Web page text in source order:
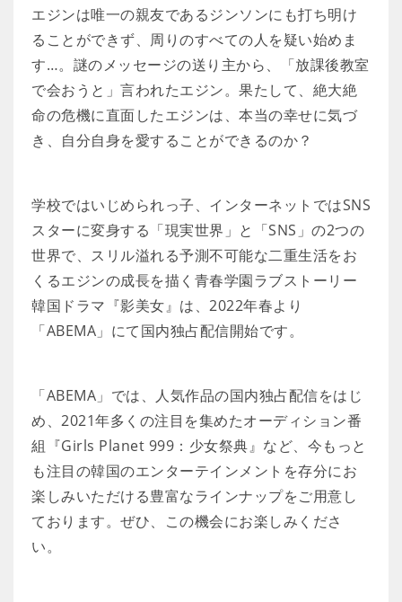
エジンは唯一の親友であるジンソンにも打ち明け
ることができず、周りのすべての人を疑い始めま
す…。謎のメッセージの送り主から、「放課後教室
で会おうと」言われたエジン。果たして、絶大絶
命の危機に直面したエジンは、本当の幸せに気づ
き、自分自身を愛することができるのか？
学校ではいじめられっ子、インターネットではSNS
スターに変身する「現実世界」と「SNS」の2つの
世界で、スリル溢れる予測不可能な二重生活をお
くるエジンの成長を描く青春学園ラブストーリー
韓国ドラマ『影美女』は、2022年春より
「ABEMA」にて国内独占配信開始です。
「ABEMA」では、人気作品の国内独占配信をはじ
め、2021年多くの注目を集めたオーディション番
組『Girls Planet 999：少女祭典』など、今もっと
も注目の韓国のエンターテインメントを存分にお
楽しみいただける豊富なラインナップをご用意し
ております。ぜひ、この機会にお楽しみくださ
い。